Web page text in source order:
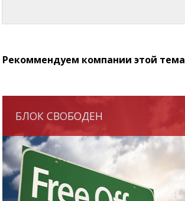
Рекоммендуем компании этой
БЛОК СВОБОДЕН